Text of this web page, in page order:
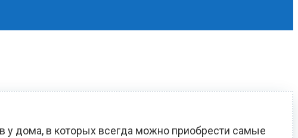
у дома, в которых всегда можно приобрести самые